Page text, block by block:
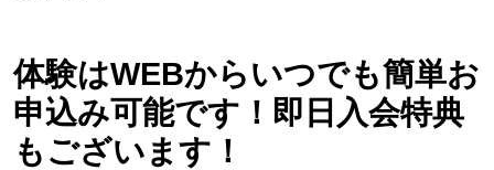
体験はWEBからいつでも簡単お
申込み可能です！即日入会特典
もございます！